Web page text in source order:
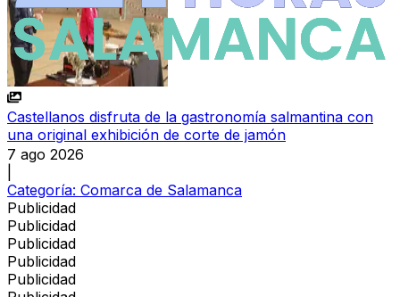
Castellanos disfruta de la gastronomía salmantina con
una original exhibición de corte de jamón
7 ago 2026
Categoría: Comarca de Salamanca
Publicidad
Publicidad
Publicidad
Publicidad
Publicidad